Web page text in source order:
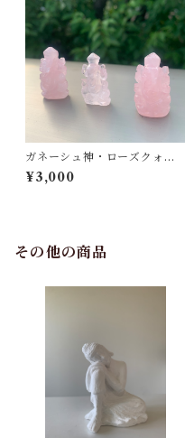
ガネーシュ神・ローズクォー
ツ・ミニサイズ
¥3,000
その他の商品